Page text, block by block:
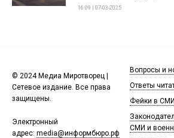
16:09 | 07-03-2025
© 2024 Медиа Миротворец |
Сетевое издание. Все права
защищены.
Электронный
адрес: media@информбюро.рф
Вопросы и
Ответы
Фейки в СМИ
СМИ и